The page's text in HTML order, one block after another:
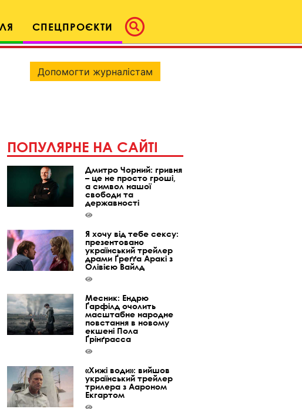
СПЕЦПРОЄКТИ
Допомогти журналістам
ПОПУЛЯРНЕ НА САЙТІ
Дмитро Чорний: гривня
– це не просто гроші,
а символ нашої
свободи та
державності
Я хочу від тебе сексу:
презентовано
український трейлер
драми Ґреґґа Аракі з
Олівією Вайлд
Месник: Ендрю
Ґарфілд очолить
масштабне народне
повстання в новому
екшені Пола
Ґрінґрасса
«Хижі води»: вийшов
український трейлер
трилера з Аароном
Екгартом